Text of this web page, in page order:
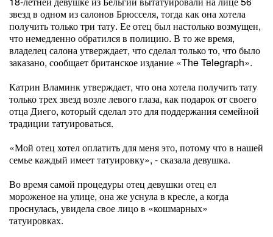
звезд в одном из салонов Брюсселя, тогда как она хотела
получить только три тату. Ее отец был настолько возмущен,
что немедленно обратился в полицию. В то же время,
владелец салона утверждает, что сделал только то, что было
заказано, сообщает британское издание «The Telegraph».
Катрин Вламинк утверждает, что она хотела получить тату
только трех звезд возле левого глаза, как подарок от своего
отца Диего, который сделал это для поддержания семейной
традиции татуироваться.
«Мой отец хотел оплатить для меня это, потому что в нашей
семье каждый имеет татуировку», - сказала девушка.
Во время самой процедуры отец девушки отец ел
мороженое на улице, она же уснула в кресле, а когда
проснулась, увидела свое лицо в «кошмарных»
татуировках.